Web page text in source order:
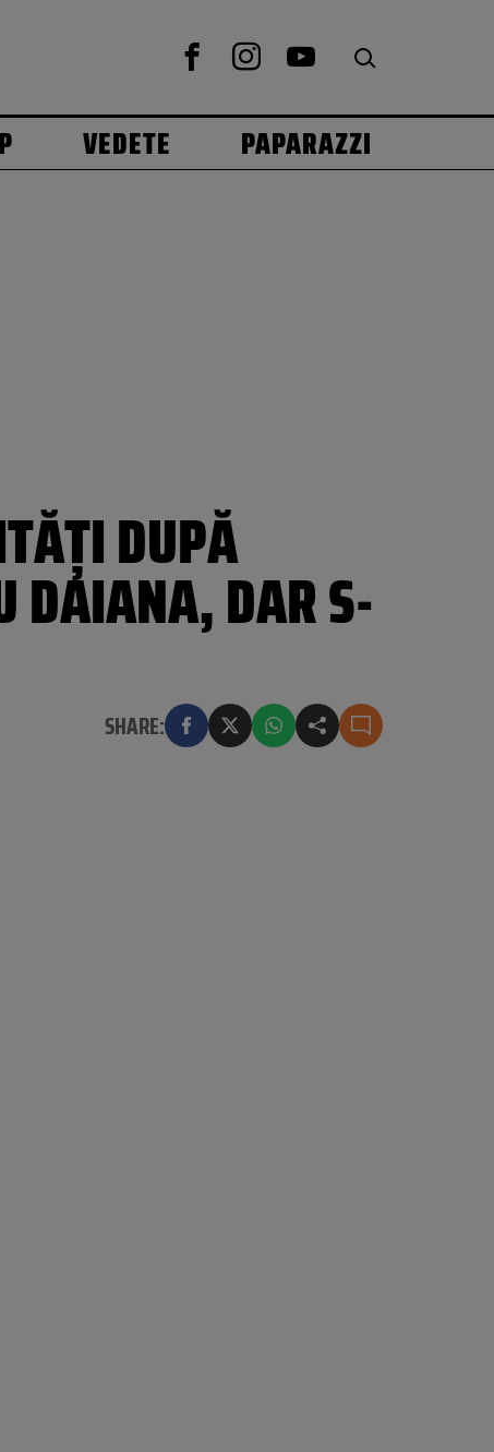
VEDETE PAPARAZZI
DUPĂ
DAIANA, DAR S-
SHARE: